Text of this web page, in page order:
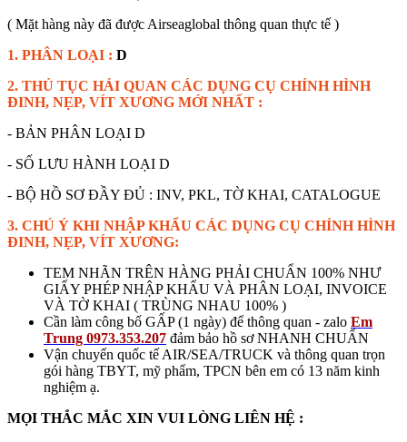
( Mặt hàng này đã được Airseaglobal thông quan thực tế )
1. PHÂN LOẠI : D
2. THỦ TỤC HẢI QUAN CÁC DỤNG CỤ CHỈNH HÌNH
ĐINH, NẸP, VÍT XƯƠNG MỚI NHẤT :
- BẢN PHÂN LOẠI D
- SỐ LƯU HÀNH LOẠI D
- BỘ HỒ SƠ ĐẦY ĐỦ : INV, PKL, TỜ KHAI, CATALOGUE
3. CHÚ Ý KHI NHẬP KHẨU CÁC DỤNG CỤ CHỈNH HÌNH
ĐINH, NẸP, VÍT XƯƠNG:
TEM NHÃN TRÊN HÀNG PHẢI CHUẨN 100% NHƯ
GIẤY PHÉP NHẬP KHẨU VÀ PHÂN LOẠI, INVOICE
VÀ TỜ KHAI ( TRÙNG NHAU 100% )
Cần làm công bố GẤP (1 ngày) để thông quan - zalo Em
Trung 0973.353.207 đảm bảo hồ sơ NHANH CHUẨN
Vận chuyển quốc tế AIR/SEA/TRUCK và thông quan trọn
gói hàng TBYT, mỹ phẩm, TPCN bên em có 13 năm kinh
nghiệm ạ.
MỌI THẮC MẮC XIN VUI LÒNG LIÊN HỆ :